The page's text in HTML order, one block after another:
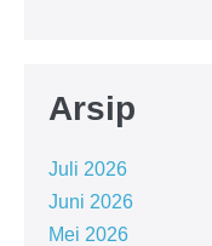
Arsip
Juli 2026
Juni 2026
Mei 2026